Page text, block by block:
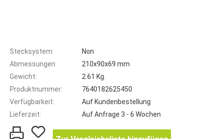
Stecksystem:
Non
Abmessungen:
210x90x69 mm
Gewicht:
2.61 Kg.
Produktnummer:
7640182625450
Verfügbarkeit:
Auf Kundenbestellung
Lieferzeit:
Auf Anfrage 3 - 6 Wochen